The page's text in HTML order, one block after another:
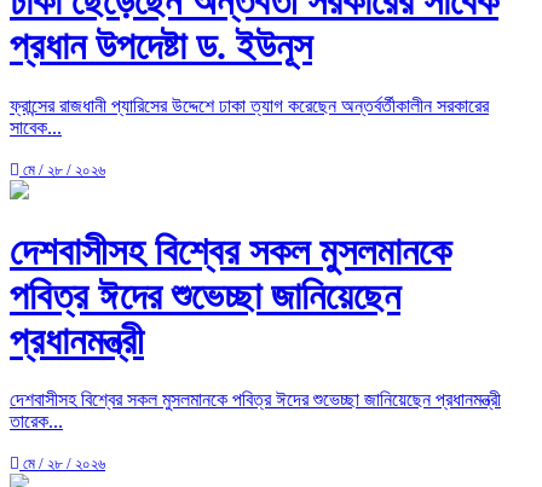
প্রধান উপদেষ্টা ড. ইউনূস
ফ্রান্সের রাজধানী প্যারিসের উদ্দেশে ঢাকা ত্যাগ করেছেন অন্তর্বর্তীকালীন সরকারের
সাবেক...
মে / ২৮ / ২০২৬
দেশবাসীসহ বিশ্বের সকল মুসলমানকে
পবিত্র ঈদের শুভেচ্ছা জানিয়েছেন
প্রধানমন্ত্রী
দেশবাসীসহ বিশ্বের সকল মুসলমানকে পবিত্র ঈদের শুভেচ্ছা জানিয়েছেন প্রধানমন্ত্রী
তারেক...
মে / ২৮ / ২০২৬